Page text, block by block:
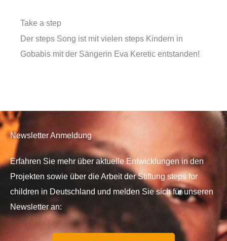
Take a step
Der steps Song ist mit vielen steps Kindern in
Gobabis mit der Sängerin Eva Keretic entstanden!
Newsletter Anmeldung
Erfahren Sie mehr über aktuelle Entwicklungen in den
Projekten sowie über die Arbeit der Stiftung steps for
children in Deutschland und melden Sie sich für unseren
Newsletter an: